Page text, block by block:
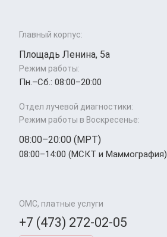
Главный корпус:
Площадь Ленина, 5а
Режим работы:
Пн.–Cб.: 08:00–20:00
Отдел лучевой диагностики:
Режим работы в Воскресенье:
08:00–20:00 (МРТ)
08:00–14:00 (МСКТ и Маммография)
ОМС, платные услуги
+7 (473) 272-02-05